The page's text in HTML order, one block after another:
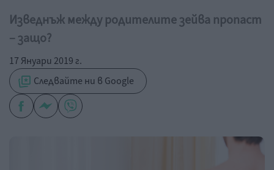
Изведнъж между родителите зейва пропаст
– защо?
17 Януари 2019 г.
Следвайте ни в Google